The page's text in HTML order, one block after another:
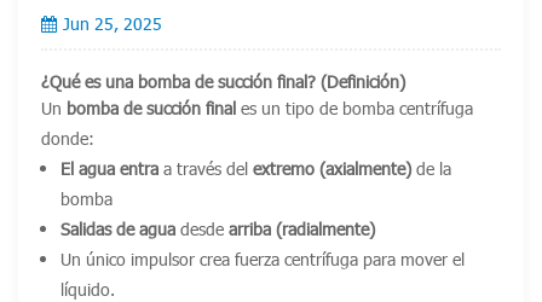
Jun 25, 2025
¿Qué es una bomba de succión final? (Definición)
Un bomba de succión final es un tipo de bomba centrífuga
donde:
El agua entra a través delextremo (axialmente)de la
bomba
Salidas de agua desdearriba (radialmente)
Un único impulsor crea fuerza centrífuga para mover el
líquido.